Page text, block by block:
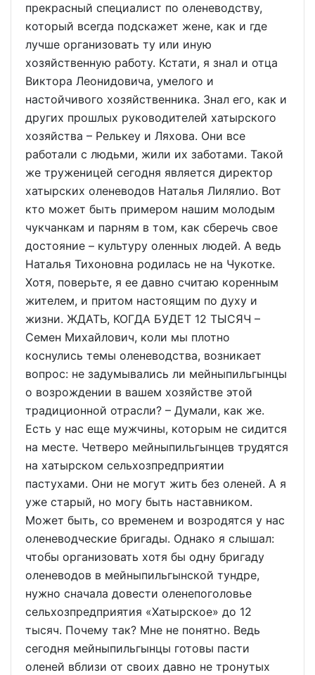
прекрасный специалист по оленеводству,
который всегда подскажет жене, как и где
лучше организовать ту или иную
хозяйственную работу. Кстати, я знал и отца
Виктора Леонидовича, умелого и
настойчивого хозяйственника. Знал его, как и
других прошлых руководителей хатырского
хозяйства – Релькеу и Ляхова. Они все
работали с людьми, жили их заботами. Такой
же труженицей сегодня является директор
хатырских оленеводов Наталья Лилялио. Вот
кто может быть примером нашим молодым
чукчанкам и парням в том, как сберечь свое
достояние – культуру оленных людей. А ведь
Наталья Тихоновна родилась не на Чукотке.
Хотя, поверьте, я ее давно считаю коренным
жителем, и притом настоящим по духу и
жизни. ЖДАТЬ, КОГДА БУДЕТ 12 ТЫСЯЧ –
Семен Михайлович, коли мы плотно
коснулись темы оленеводства, возникает
вопрос: не задумывались ли мейныпильгынцы
о возрождении в вашем хозяйстве этой
традиционной отрасли? – Думали, как же.
Есть у нас еще мужчины, которым не сидится
на месте. Четверо мейныпильгынцев трудятся
на хатырском сельхозпредприятии
пастухами. Они не могут жить без оленей. А я
уже старый, но могу быть наставником.
Может быть, со временем и возродятся у нас
оленеводческие бригады. Однако я слышал:
чтобы организовать хотя бы одну бригаду
оленеводов в мейныпильгынской тундре,
нужно сначала довести оленепоголовье
сельхозпредприятия «Хатырское» до 12
тысяч. Почему так? Мне не понятно. Ведь
сегодня мейныпильгынцы готовы пасти
оленей вблизи от своих давно не тронутых